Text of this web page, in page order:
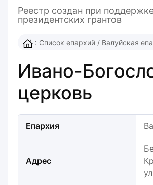
Реестр создан при
президентcких грантов
: Список епархий / Валуйская
Ивано-
церковь
Епархия
Адрес